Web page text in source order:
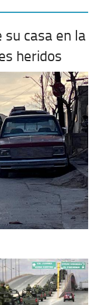
casa en la
heridos